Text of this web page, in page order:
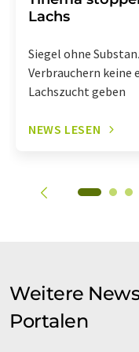
Lachs
Siegel ohne
Verbrauchern keine
Lachszucht geben
NEWS LESEN
Weitere
Portalen